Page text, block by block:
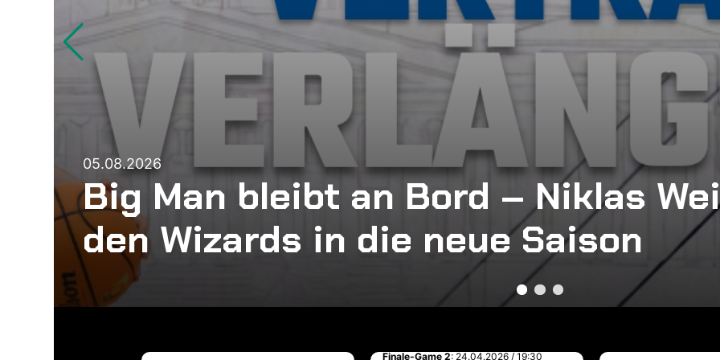
05.08.2026
Big Man bleibt an Bord – Niklas
den Wizards in die neue Saison
Finale-Game 2: 24.04.2026 / 19:30